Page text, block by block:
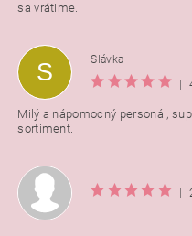
podmienkami ochrany
sa vrátime.
S
Slávka
Milý a nápomocný personál,
sortiment.